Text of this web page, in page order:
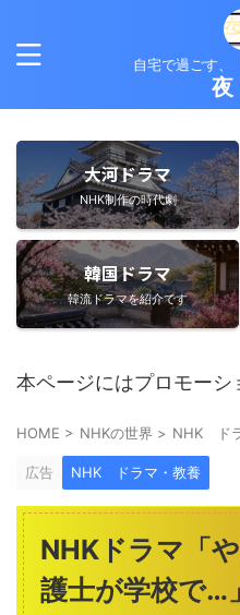
自宅で過ごす、
夜
大河ドラマ
NHK制作の時代劇
韓国ドラマ
韓流ドラマを紹介です
本ページにはプロモーシ
HOME > NHKの世界 > NHK ド
広告 NHK ドラマ・教養
NHKドラマ「
護士が学校で…